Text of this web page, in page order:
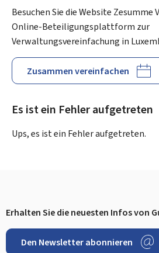
Besuchen Sie die Website Zesumme
Online-Beteiligungsplattform zur
Verwaltungsvereinfachung in
Zusammen vereinfachen
Es ist ein Fehler aufgetreten
Ups, es ist ein Fehler aufgetreten.
Footer
Erhalten Sie die neuesten Infos von
Den Newsletter abonnieren